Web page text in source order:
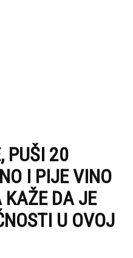
PUŠI 20
I PIJE VINO
DA JE
U OVOJ